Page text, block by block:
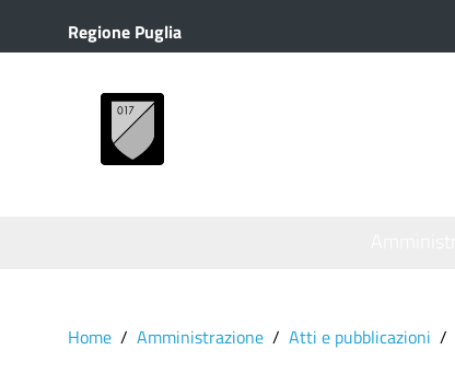
Regione Puglia
Home Amministrazione Atti e pubblicazioni